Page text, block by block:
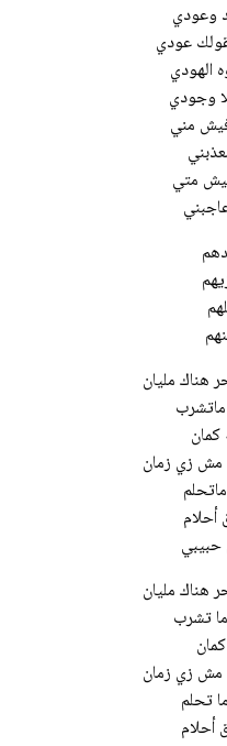
وعودي
عودي
الهودي
وجودي
مني
متي
هناك مليان
مش زي زمان
هناك مليان
تشرب
مش زي زمان
تحلم